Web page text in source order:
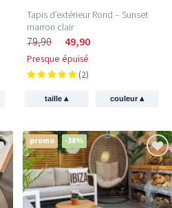
Tapis d’extérieur Rond – Sunset
marron clair
79,90 49,90
Presque épuisé
(2)
taille▴ couleur▴
promo -38%